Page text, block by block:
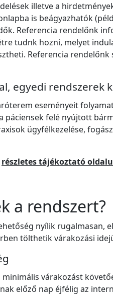
illetve a
is beágyazhatók
Referencia rendelőnk
tudnk hozni, melyet
Referencia rendelőnk
egyedi rendszerek
eseményeit
páciensek felé nyújtott
ügyfélkezelése,
részletes tájékoztató
a rendszert?
nyílik
tölthetik várakozási
várakozást
előző nap éjfélig az